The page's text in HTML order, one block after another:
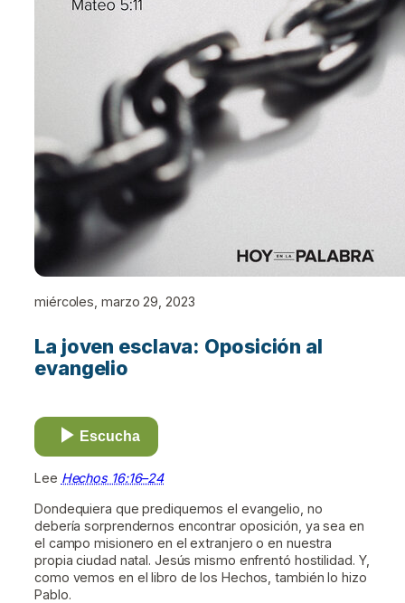
miércoles, marzo 29, 2023
La joven esclava: Oposición al
evangelio
Escucha
Lee Hechos 16:16–24
Dondequiera que prediquemos el evangelio, no
debería sorprendernos encontrar oposición, ya sea en
el campo misionero en el extranjero o en nuestra
propia ciudad natal. Jesús mismo enfrentó hostilidad. Y,
como vemos en el libro de los Hechos, también lo hizo
Pablo.